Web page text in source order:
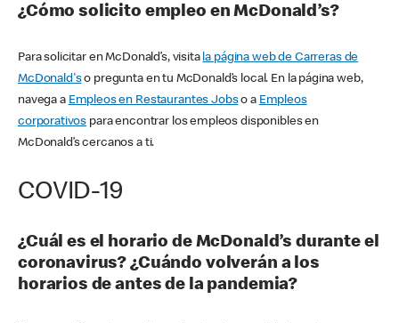
¿Cómo solicito empleo en McDonald’s?
Para solicitar en McDonald’s, visita la página web de Carreras de
McDonald'so pregunta en tu McDonald’s local. En la página web,
navega a Empleos en Restaurantes Jobso a Empleos
corporativos para encontrar los empleos disponibles en
McDonald’s cercanos a ti.
COVID-19
¿Cuál es el horario de McDonald’s durante el
coronavirus? ¿Cuándo volverán a los
horarios de antes de la pandemia?